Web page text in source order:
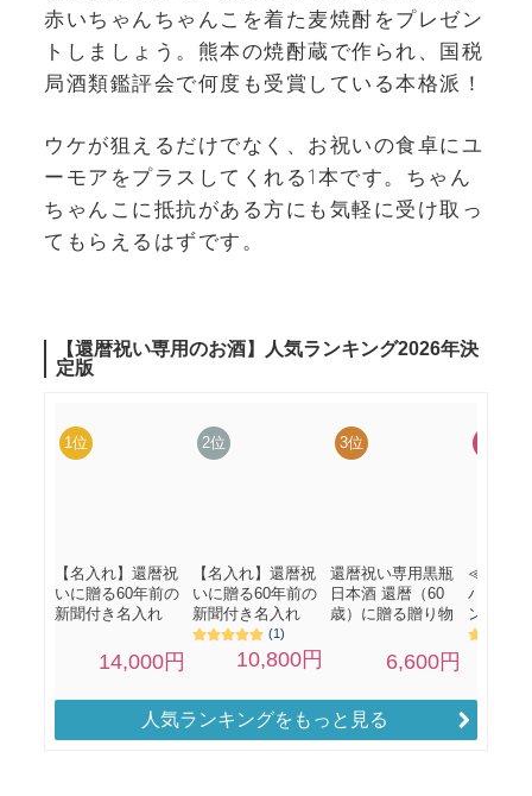
赤いちゃんちゃんこを着た麦焼酎をプレゼン
トしましょう。熊本の焼酎蔵で作られ、国税
局酒類鑑評会で何度も受賞している本格派！
ウケが狙えるだけでなく、お祝いの食卓にユ
ーモアをプラスしてくれる1本です。ちゃん
ちゃんこに抵抗がある方にも気軽に受け取っ
てもらえるはずです。
人気ランキングをもっと見る